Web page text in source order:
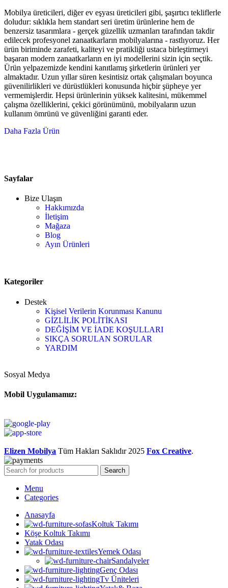
Mobilya üreticileri, diğer ev eşyası üreticileri gibi, şaşırtıcı tekliflerle
doludur: sıklıkla hem standart seri üretim ürünlerine hem de
benzersiz tasarımlara - gerçek güzellik uzmanları tarafından takdir
edilecek profesyonel zanaatkarların mobilyalarına - rastlıyoruz. Her
ürün biriminde zarafeti, kaliteyi ve pratikliği ustaca birleştirmeyi
başaran modern zanaatkarların en iyi modellerini sizin için seçtik.
Ürün yelpazemizde kendini kanıtlamış şirketlerin ürünleri yer
almaktadır. Uzun yıllar süren kesintisiz ortak çalışmaları boyunca
güvenilirlikleri ve dürüstlükleri konusunda hiçbir şüpheye yer
vermemişlerdir. Hepsi ürünlerinin yüksek kalitesini, mükemmel
çalışma özelliklerini, çekici görünümünü, mobilyaların uzun
kullanım ömrünü ve güvenliğini garanti eder.
Daha Fazla Ürün
Sayfalar
Bize Ulaşın
Hakkımızda
İletişim
Mağaza
Blog
Ayın Ürünleri
Kategoriler
Destek
Kişisel Verilerin Korunması Kanunu
GİZLİLİK POLİTİKASI
DEĞİŞİM VE İADE KOŞULLARI
SIKÇA SORULAN SORULAR
YARDIM
Sosyal Medya
Mobil Uygulamamız:
Elizen Mobilya Tüm Hakları Saklıdır2025 Fox Creative.
Search
Menu
Categories
Anasayfa
Koltuk Takımı
Köşe Koltuk Takımı
Yatak Odası
Yemek Odası
Sandalyeler
Genç Odası
Tv Üniteleri